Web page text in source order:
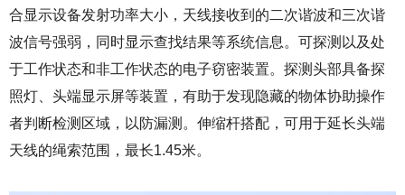
合显示设备发射功率大小，天线接收到的二次谐波和三次谐
波信号强弱，同时显示查找结果等系统信息。可探测以及处
于工作状态和非工作状态的电子窃密装置。探测头部具备探
照灯、头端显示屏等装置，有助于发现隐藏的物体协助操作
者判断检测区域，以防漏测。伸缩杆搭配，可用于延长头端
天线的绳索范围，最长1.45米。